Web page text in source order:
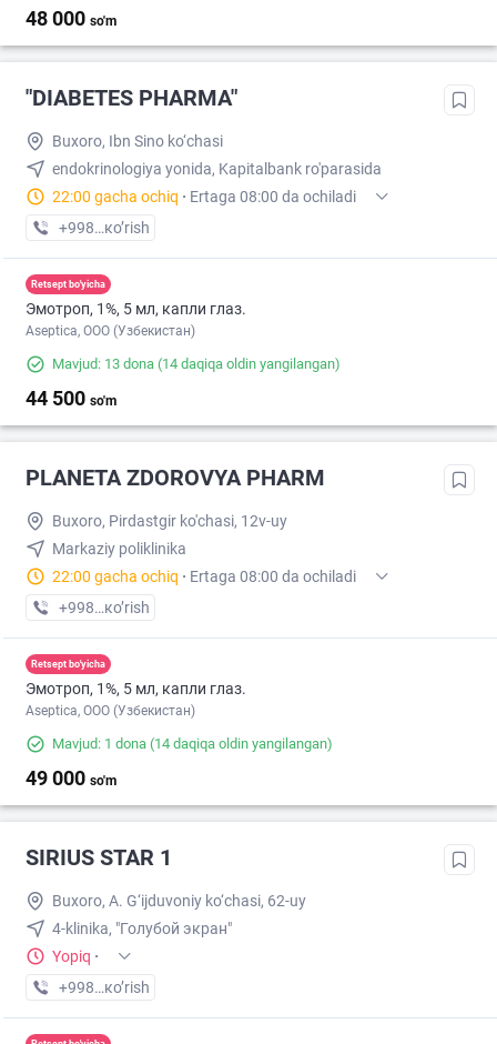
48 000 so'm
"DIABETES PHARMA"
Buxoro, Ibn Sino ko‘chasi
endokrinologiya yonida, Kapitalbank ro'parasida
22:00 gacha ochiq · Ertaga 08:00 da ochiladi
+998 (99) XXX-XX-XX
кo’rish
Retsept bo'yicha
Эмотроп, 1%, 5 мл, капли глаз.
Aseptica, ООО (Узбекистан)
Mavjud: 13 dona (14 daqiqa oldin yangilangan)
44 500 so'm
PLANETA ZDOROVYA PHARM
Buxoro, Pirdastgir ko'chasi, 12v-uy
Markaziy poliklinika
22:00 gacha ochiq · Ertaga 08:00 da ochiladi
+998 (91) XXX-XX-XX
кo’rish
Retsept bo'yicha
Эмотроп, 1%, 5 мл, капли глаз.
Aseptica, ООО (Узбекистан)
Mavjud: 1 dona (14 daqiqa oldin yangilangan)
49 000 so'm
SIRIUS STAR 1
Buxoro, A. G‘ijduvoniy ko‘chasi, 62-uy
4-klinika, "Голубой экран"
Yopiq ·
+998 (99) XXX-XX-XX
кo’rish